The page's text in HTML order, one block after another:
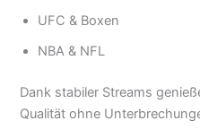
UFC & Boxen
NBA & NFL
Dank stabiler Streams
Qualität ohne